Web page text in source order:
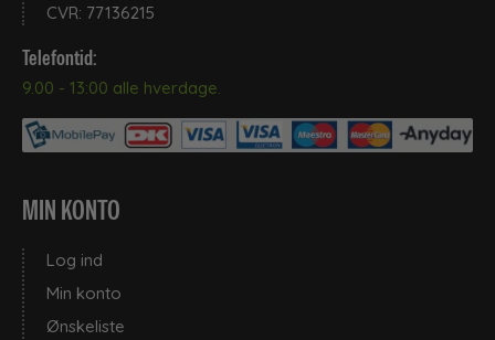
CVR: 77136215
Telefontid:
9.00 - 13:00 alle hverdage.
MIN KONTO
Log ind
Min konto
Ønskeliste